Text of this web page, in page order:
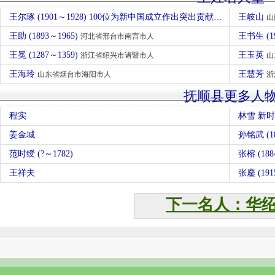
王尔琢 (1901～1928) 100位为新中国成立作出突出贡献的英雄模范人物 王岐山
王助 (1893～1965) 河北省邢台市南宫市人 王书生
王冕 (1287～1359) 浙江省绍兴市诸暨市人 王玉英
王海玲 山东省烟台市海阳市人 王慧芳
抚顺县更多人
程实 林雪 新
姜金城 孙铭武
范时绶 (?～1782) 张榕
王祥夫 张鏖
下一名人：华